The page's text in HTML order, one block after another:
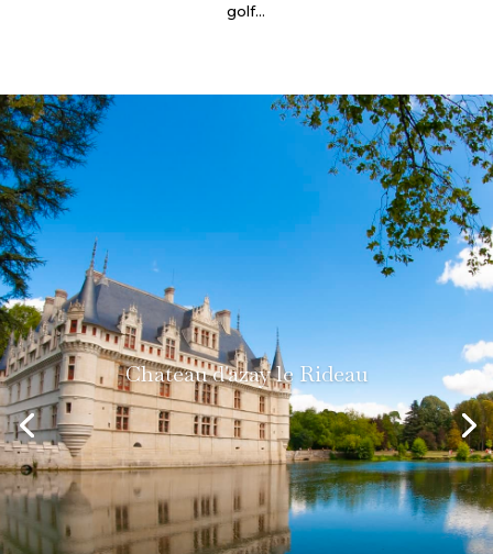
golf…
Chateau d'azay le Rideau